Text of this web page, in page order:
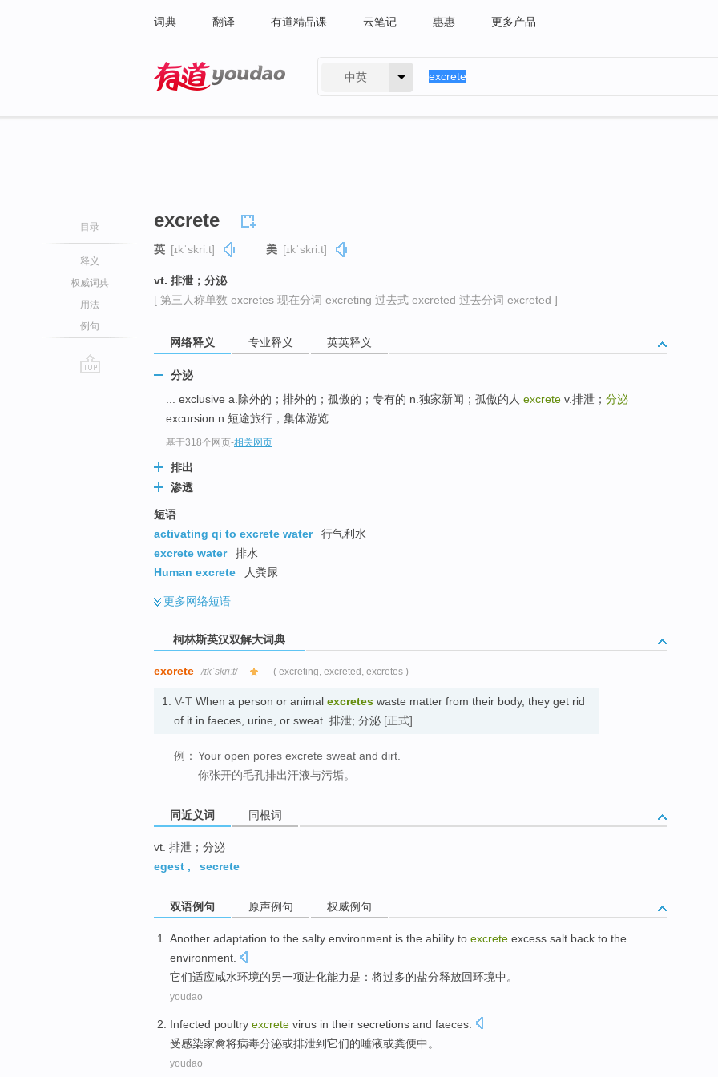
词典 翻译 有道精品课 云笔记 惠惠 更多产品
中英
目录
释义
权威词典
用法
例句
excrete
英 [ɪkˈskriːt] 美 [ɪkˈskriːt]
vt. 排泄；分泌
[ 第三人称单数 excretes 现在分词 excreting 过去式 excreted 过去分词 excreted ]
网络释义 专业释义 英英释义
分泌
... exclusive a.除外的；排外的；孤傲的；专有的 n.独家新闻；孤傲的人 excrete v.排泄； 分泌
excursion n.短途旅行，集体游览 ...
基于318个网页-相关网页
排出
渗透
短语
activating qi to excrete water
行气利水
excrete water
排水
Human excrete
人粪尿
更多网络短语
柯林斯英汉双解大词典
excrete /ɪkˈskriːt/ ( excreting, excreted, excretes )
1. V-T When a person or animal excretes waste matter from their body, they get rid
of it in faeces, urine, or sweat. 排泄; 分泌 [正式]
例： Your open pores excrete sweat and dirt.
你张开的毛孔排出汗液与污垢。
同近义词 同根词
vt. 排泄；分泌
egest , secrete
双语例句 原声例句 权威例句
Another adaptation to the salty environment is the ability to excrete excess salt back to the
environment.
它们适应咸水环境的另一项进化能力是 ： 将过多的盐分释放回环境中。
youdao
Infected poultry excrete virus in their secretions and faeces
受感染家禽将病毒分泌或排泄到它们的唾液或粪便中。
youdao